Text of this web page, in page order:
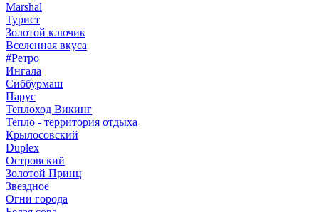
Marshal
Турист
Золотой ключик
Вселенная вкуса
#Ретро
Ингала
Сиббурмаш
Парус
Теплоход Викинг
Тепло - территория отдыха
Крылосовский
Duplex
Островский
Золотой Принц
Звездное
Огни города